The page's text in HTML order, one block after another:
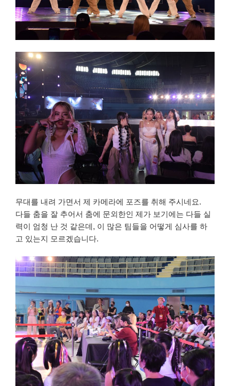
무대를 내려 가면서 제 카메라에 포즈를 취해 주시네요.
다들 춤을 잘 추어서 춤에 문외한인 제가 보기에는 다들 실
력이 엄청 난 것 같은데, 이 많은 팀들을 어떻게 심사를 하
고 있는지 모르겠습니다.